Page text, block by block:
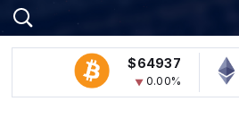
$64937
0.00%